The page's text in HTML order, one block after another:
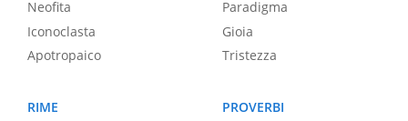
Neofita
Iconoclasta
Apotropaico
Paradigma
Gioia
Tristezza
RIME
PROVERBI